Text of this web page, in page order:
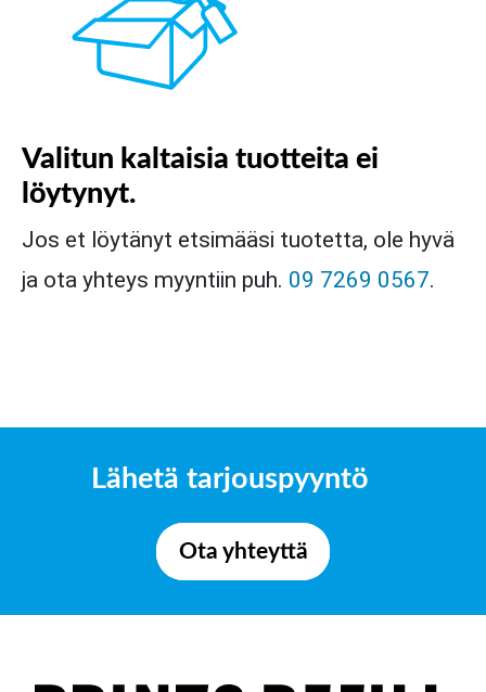
Valitun kaltaisia tuotteita ei
löytynyt.
Jos et löytänyt etsimääsi tuotetta, ole hyvä
ja ota yhteys myyntiin puh. 09 7269 0567.
Lähetä tarjouspyyntö
Ota yhteyttä